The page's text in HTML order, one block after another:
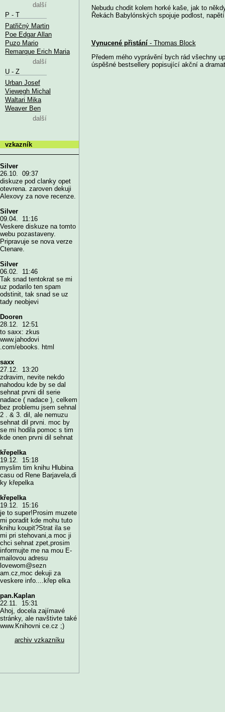
Nebudu chodit kolem horké kaše, jak to
Řekách Babylónských spojuje podlost,
Vynucené přistání- Thomas Block
Předem mého vyprávění bych rád všechny
úspěšné bestsellery popisující akční a
další
P - T
Patřičný Martin
Poe Edgar Allan
Puzo Mario
Remarque Erich Maria
další
U - Z
Urban Josef
Viewegh Michal
Waltari Mika
Weaver Ben
další
vzkazník
Silver
26.10. 09:37
diskuze pod clanky opet
otevrena. zaroven dekuji
Alexovy za nove recenze.
Silver
09.04. 11:16
Veskere diskuze na tomto
webu pozastaveny.
Pripravuje se nova verze
Ctenare.
Silver
06.02. 11:46
Tak snad tentokrat se mi
uz podarilo ten spam
odstinit, tak snad se uz
tady neobjevi
Dooren
28.12. 12:51
to saxx: zkus
www.jahodovi
.com/ebooks. html
saxx
27.12. 13:20
zdravim, nevite nekdo
nahodou kde by se dal
sehnat prvni dil serie
nadace ( nadace ), celkem
bez problemu jsem sehnal
2 . & 3. dil, ale nemuzu
sehnat dil prvni. moc by
se mi hodila pomoc s tim
kde onen prvni dil sehnat
křepelka
19.12. 15:18
myslim tim knihu Hlubina
casu od Rene Barjavela,di
ky křepelka
křepelka
19.12. 15:16
je to super!Prosim muzete
mi poradit kde mohu tuto
knihu koupit?Strat ila se
mi pri stehovani,a moc ji
chci sehnat zpet,prosim
informujte me na mou E-
mailovou adresu
lovewom@sezn
am.cz,moc dekuji za
veskere info....křep elka
pan.Kaplan
22.11. 15:31
Ahoj, docela zajímavé
stránky, ale navštivte také
www.Knihovni ce.cz ;)
archiv vzkazníku